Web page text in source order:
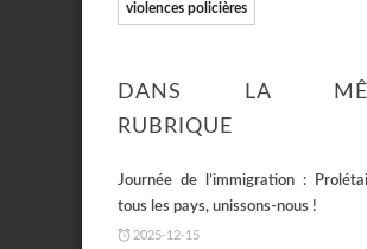
violences policières
DANS LA
RUBRIQUE
Journée de l’immigration :
tous les pays, unissons-nous !
2025-12-15